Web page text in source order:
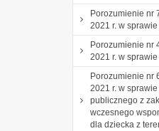
Porozumienie nr
2021 r. w sprawie
Porozumienie nr
2021 r. w
Porozumienie nr
2021 r. w
publicznego z
wczesnego
dla dziecka z